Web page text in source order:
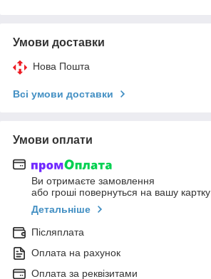
Умови доставки
Нова Пошта
Всі умови доставки
Умови оплати
Ви отримаєте замовлення
або гроші повернуться на вашу картку
Детальніше
Післяплата
Оплата на рахунок
Оплата за реквізитами